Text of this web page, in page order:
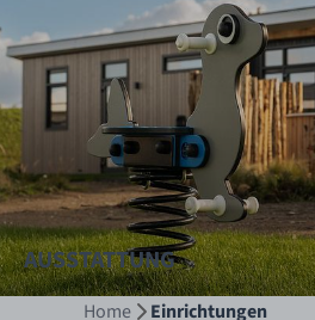
AUSSTATTUNG
Home Einrichtungen